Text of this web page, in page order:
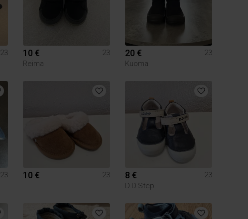
23
10 €
23
Reima
20 €
23
Kuoma
23 10 € 23 8 €
23
D.D.Step